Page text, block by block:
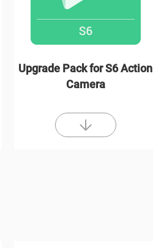
Upgrade Pack for S6 Action
Camera